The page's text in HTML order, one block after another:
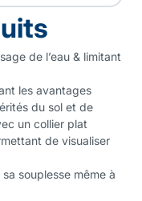
de l’eau & limitant
les avantages
du sol et de
un collier plat
de visualiser
souplesse même à